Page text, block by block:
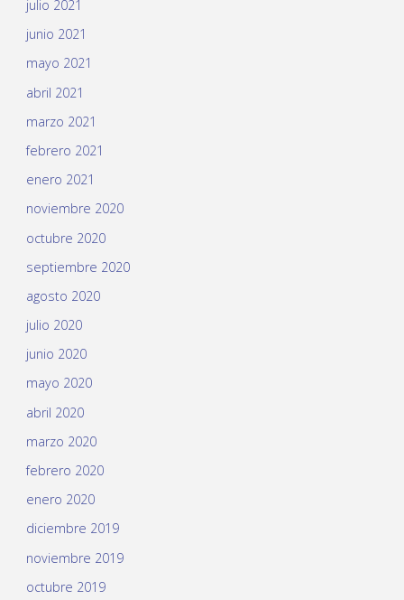
julio 2021
junio 2021
mayo 2021
abril 2021
marzo 2021
febrero 2021
enero 2021
noviembre 2020
octubre 2020
septiembre 2020
agosto 2020
julio 2020
junio 2020
mayo 2020
abril 2020
marzo 2020
febrero 2020
enero 2020
diciembre 2019
noviembre 2019
octubre 2019